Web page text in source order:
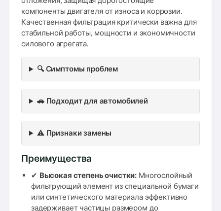
компоненты двигателя от износа и коррозии.
Качественная фильтрация критически важна для
стабильной работы, мощности и экономичности
силового агрегата.
🔍 Симптомы проблем
🚗 Подходит для автомобилей
⚠️ Признаки замены
Преимущества
✔ Высокая степень очистки: Многослойный
фильтрующий элемент из специальной бумаги
или синтетического материала эффективно
задерживает частицы размером до